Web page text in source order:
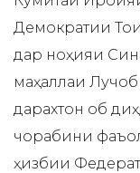
Демократии
дар ноҳияи
маҳаллаи Лучоб
дарахтон об
чорабини
ҳизбии